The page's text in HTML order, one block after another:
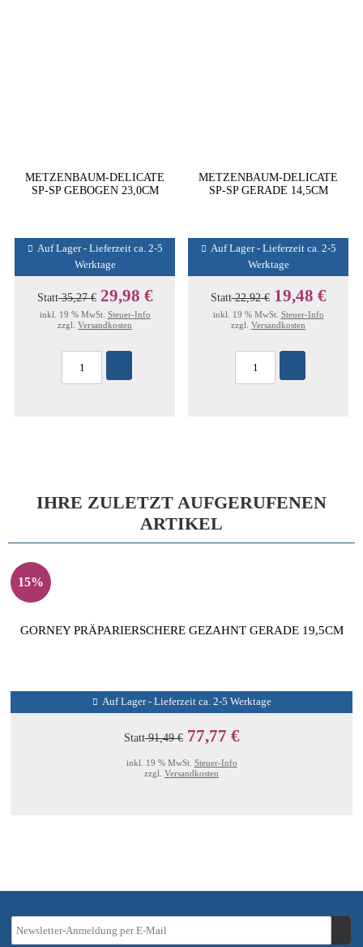
METZENBAUM-DELICATE
SP-SP GEBOGEN 23,0CM
Auf Lager - Lieferzeit ca. 2-5
Werktage
Statt35,27 € 29,98 €
inkl. 19 % MwSt. Steuer-Info
zzgl. Versandkosten
METZENBAUM-DELICATE
SP-SP GERADE 14,5CM
Auf Lager - Lieferzeit ca. 2-5
Werktage
Statt22,92 € 19,48 €
inkl. 19 % MwSt. Steuer-Info
zzgl. Versandkosten
IHRE ZULETZT AUFGERUFENEN
ARTIKEL
15%
GORNEY PRÄPARIERSCHERE GEZAHNT GERADE 19,5CM
Auf Lager - Lieferzeit ca. 2-5 Werktage
Statt91,49 € 77,77 €
inkl. 19 % MwSt. Steuer-Info
zzgl. Versandkosten